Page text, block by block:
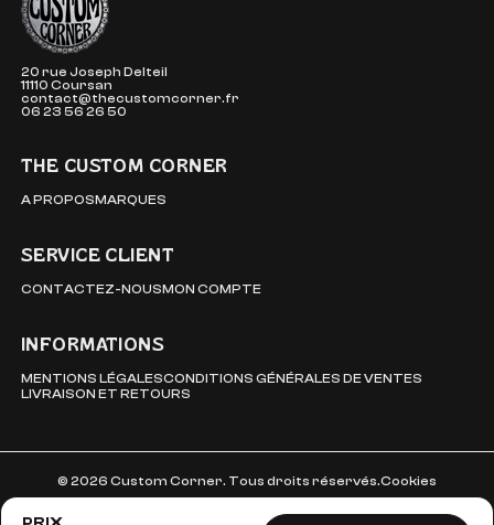
20 rue Joseph Delteil
11110 Coursan
contact@thecustomcorner.fr
06 23 56 26 50
THE CUSTOM CORNER
A PROPOSMARQUES
SERVICE CLIENT
CONTACTEZ-NOUSMON COMPTE
INFORMATIONS
MENTIONS LÉGALESCONDITIONS GÉNÉRALES DE VENTES
LIVRAISON ET RETOURS
© 2026 Custom Corner. Tous droits réservés.Cookies